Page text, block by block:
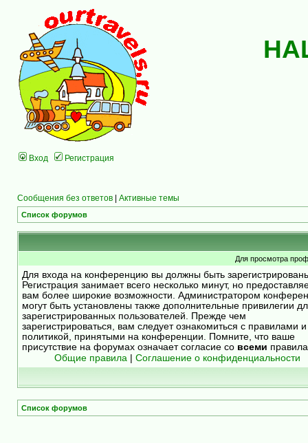
Вход Регистрация
Сообщения без ответов | Активные темы
Список форумов
Для просмотра
Для входа на конференцию вы должны быть
Регистрация занимает всего несколько минут, но
вам более широкие возможности. Администратором
могут быть установлены также дополнительные привилегии
зарегистрированных пользователей. Прежде чем
зарегистрироваться, вам следует ознакомиться с правилами и
политикой, принятыми на конференции. Помните, что ваше
присутствие на форумах означает согласие со всеми
Общие правила
Соглашение о конфиденциальности
Список форумов